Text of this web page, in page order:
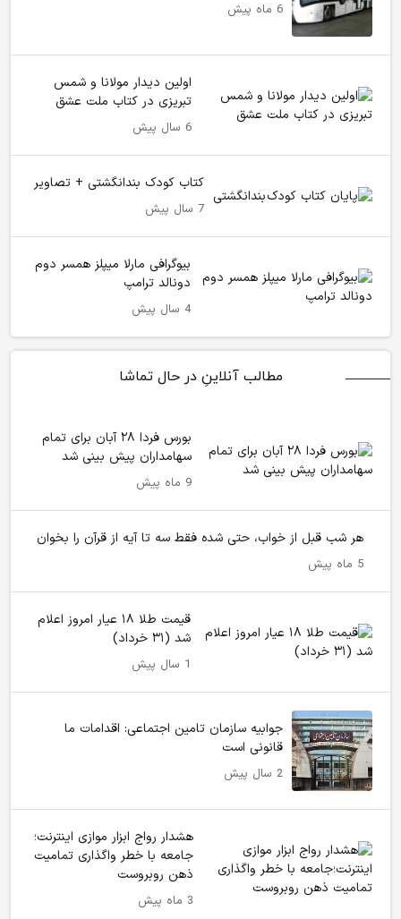
6 ماه پیش
اولین دیدار مولانا و شمس
تبریزی در کتاب ملت عشق
6 سال پیش
کتاب کودک بندانگشتی + تصاویر
7 سال پیش
بیوگرافی مارلا میپلز همسر دوم
دونالد ترامپ
4 سال پیش
مطالب آنلاینِ در حال تماشا
بورس فردا ۲۸ آبان برای تمام
سهامداران پیش بینی شد
9 ماه پیش
هر شب قبل از خواب، حتی شده فقط سه تا آیه از قرآن را بخوان
5 ماه پیش
قیمت طلا ۱۸ عیار امروز اعلام
شد (۳۱ خرداد)
1 سال پیش
جوابیه سازمان تامین اجتماعی: اقدامات ما
قانونی است
2 سال پیش
هشدار رواج ابزار موازی اینترنت؛
جامعه با خطر واگذاری تمامیت
ذهن روبروست
3 ماه پیش